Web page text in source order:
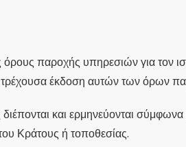
παροχής υπηρεσιών για τον
τρέχουσα έκδοση αυτών των όρων
και ερμηνεύονται
Κράτους ή τοποθεσίας.